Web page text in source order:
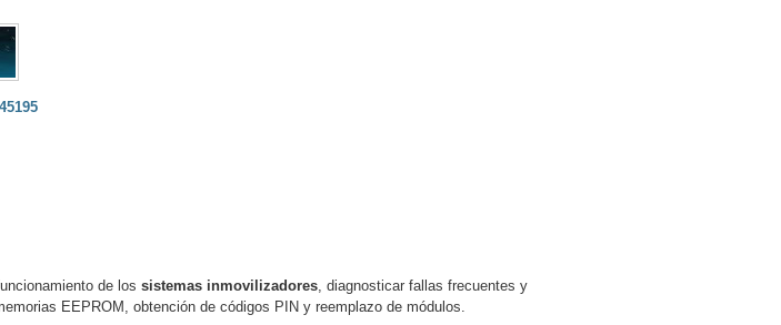
de los sistemas inmovilizadores, diagnosticar fallas frecuentes y
EEPROM, obtención de códigos PIN y reemplazo de módulos.